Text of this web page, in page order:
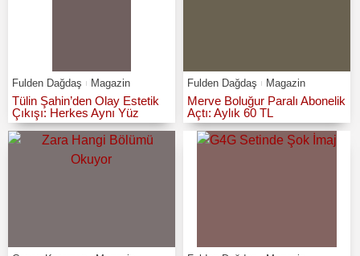
Fulden Dağdaş Magazin
Tülin Şahin’den Olay Estetik
Çıkışı: Herkes Aynı Yüz
Fulden Dağdaş Magazin
Merve Boluğur Paralı Abonelik
Açtı: Aylık 60 TL